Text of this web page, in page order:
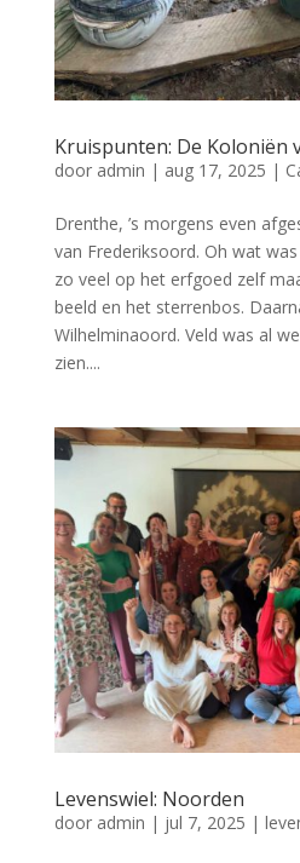
Kruispunten: De Koloniën
door admin | aug 17, 2025 |
Drenthe, ’s morgens even
van Frederiksoord. Oh wat
zo veel op het erfgoed zelf
beeld en het sterrenbos.
Wilhelminaoord. Veld was al
zien....
Levenswiel: Noorden
door admin | jul 7, 2025 |